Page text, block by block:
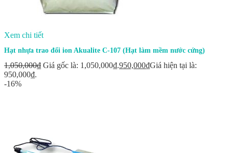
Xem chi tiết
Hạt nhựa trao đổi ion Akualite C-107 (Hạt làm mềm nước cứng)
1,050,000₫ Giá gốc là: 1,050,000₫.950,000₫Giá hiện tại là:
950,000₫.
-16%